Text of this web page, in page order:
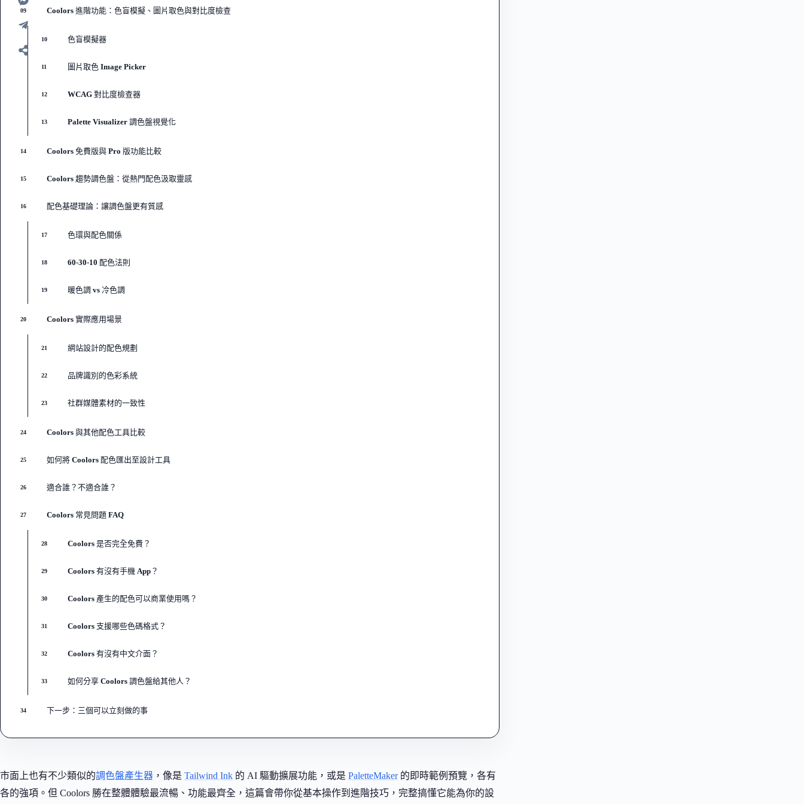
09 Coolors 進階功能：色盲模擬、圖片取色與對比度檢查
10 色盲模擬器
11 圖片取色 Image Picker
12 WCAG 對比度檢查器
13 Palette Visualizer 調色盤視覺化
14 Coolors 免費版與 Pro 版功能比較
15 Coolors 趨勢調色盤：從熱門配色汲取靈感
16 配色基礎理論：讓調色盤更有質感
17 色環與配色關係
18 60-30-10 配色法則
19 暖色調 vs 冷色調
20 Coolors 實際應用場景
21 網站設計的配色規劃
22 品牌識別的色彩系統
23 社群媒體素材的一致性
24 Coolors 與其他配色工具比較
25 如何將 Coolors 配色匯出至設計工具
26 適合誰？不適合誰？
27 Coolors 常見問題 FAQ
28 Coolors 是否完全免費？
29 Coolors 有沒有手機 App？
30 Coolors 產生的配色可以商業使用嗎？
31 Coolors 支援哪些色碼格式？
32 Coolors 有沒有中文介面？
33 如何分享 Coolors 調色盤給其他人？
34 下一步：三個可以立刻做的事
市面上也有不少類似的調色盤產生器 ，像是 Tailwind Ink 的 AI 驅動擴展功能，或是 PaletteMaker的即時範例預覽，各有
各的強項。但 Coolors 勝在整體體驗最流暢、功能最齊全，這篇會帶你從基本操作到進階技巧，完整搞懂它能為你的設